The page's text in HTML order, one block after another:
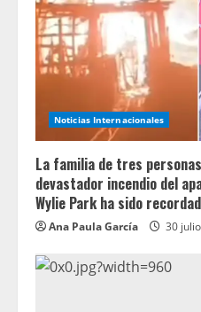
Noticias Internacionales
La familia de tres
devastador incendio del
Wylie Park ha sido
Ana Paula García 30